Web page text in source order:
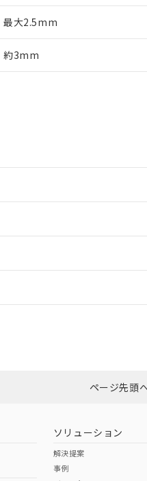
最大2.5mm
約3mm
ダウンロードはこちらページ先頭
ソリューション
解決提案
事例